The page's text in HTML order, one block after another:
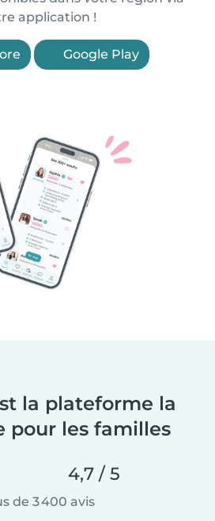
application !
Google Play
la plateforme la
pour les familles
4,7 / 5
de 3 400 avis